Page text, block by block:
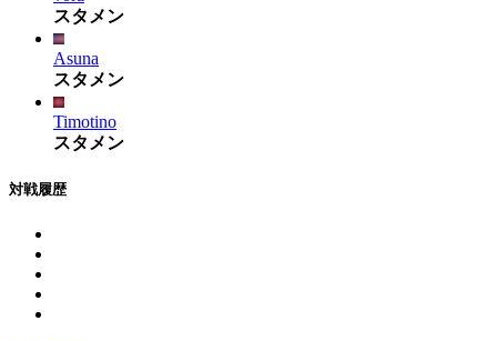
スタメン
Asuna
スタメン
Timotino
スタメン
対戦履歴